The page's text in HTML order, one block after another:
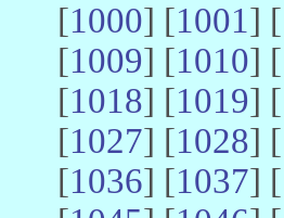
[1000] [1001] [
[1009] [1010] [
[1018] [1019] [
[1027] [1028] [
[1036] [1037] [